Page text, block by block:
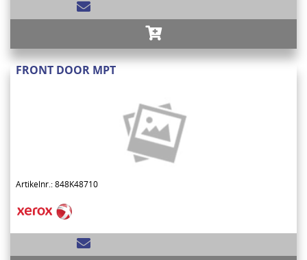
FRONT DOOR MPT
Artikelnr.: 848K48710